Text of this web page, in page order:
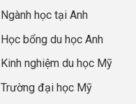
thái
nhưng
năng
Visa
“Bước
Vàng”
Cánh
ngành:
quyết
không
bao
giờ
Ngành học tại Anh
Học bổng du học Anh
Kinh nghiệm du học Mỹ
Trường đại học Mỹ